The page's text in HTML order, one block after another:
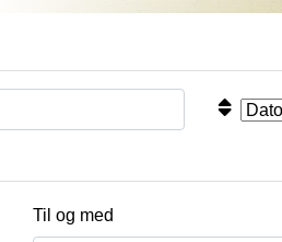
Til og med